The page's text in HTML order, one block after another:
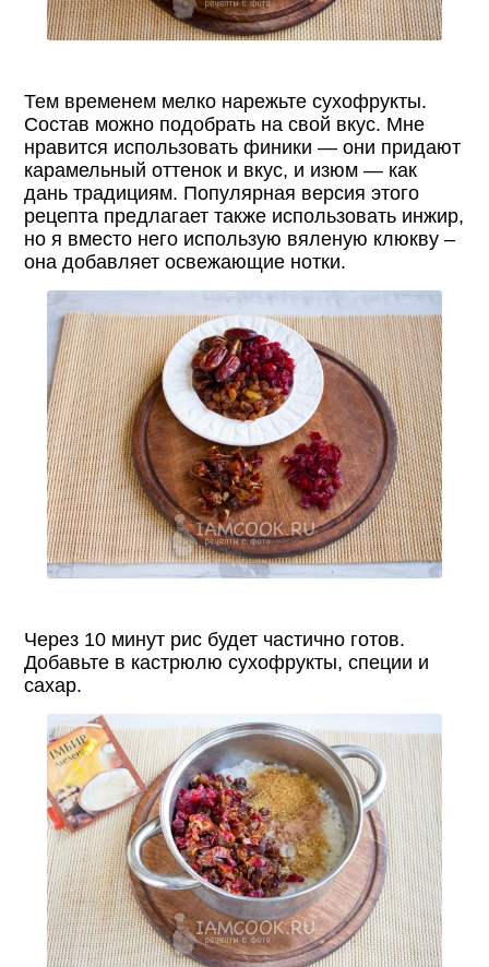
Тем временем мелко нарежьте сухофрукты.
Состав можно подобрать на свой вкус. Мне
нравится использовать финики — они придают
карамельный оттенок и вкус, и изюм — как
дань традициям. Популярная версия этого
рецепта предлагает также использовать инжир,
но я вместо него использую вяленую клюкву –
она добавляет освежающие нотки.
Через 10 минут рис будет частично готов.
Добавьте в кастрюлю сухофрукты, специи и
сахар.